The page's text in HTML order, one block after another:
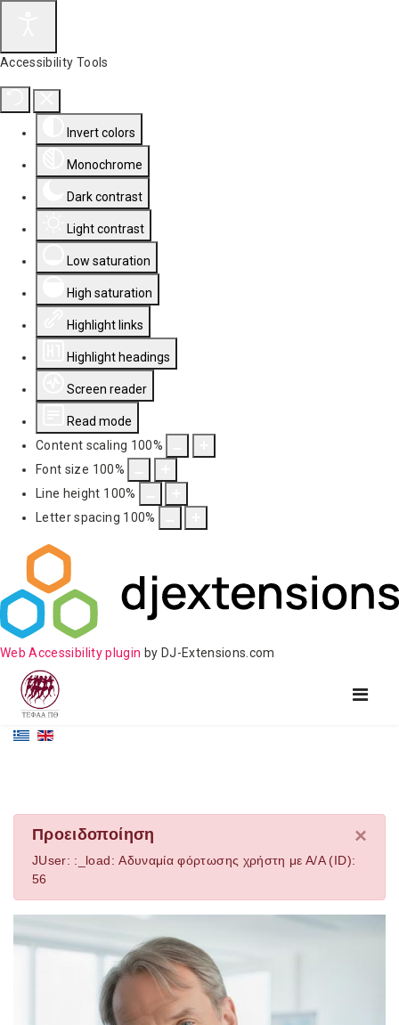
Accessibility Tools
Invert colors
Monochrome
Dark contrast
Light contrast
Low saturation
High saturation
Highlight links
Highlight headings
Screen reader
Read mode
Content scaling 100%
Font size 100%
Line height 100%
Letter spacing 100%
Web Accessibility plugin by DJ-Extensions.com
×
Προειδοποίηση
JUser: :_load: Αδυναμία φόρτωσης χρήστη με Α/Α (ID):
56